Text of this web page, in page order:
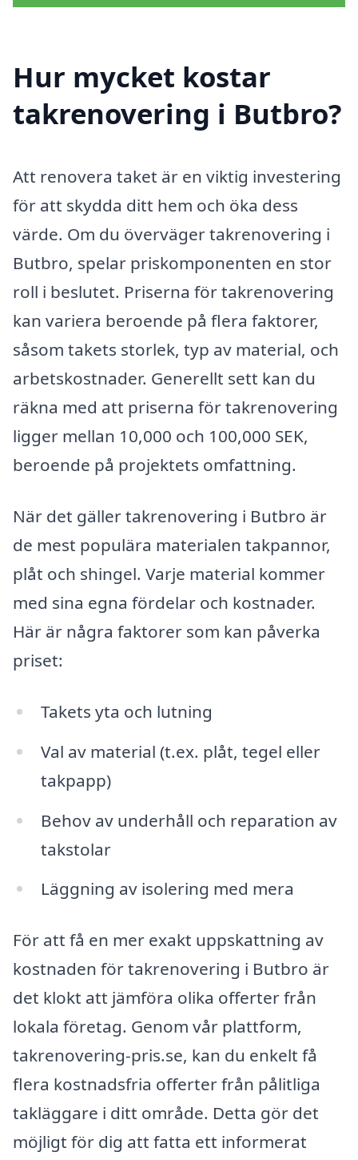
Hur mycket kostar
takrenovering i Butbro?
Att renovera taket är en viktig investering
för att skydda ditt hem och öka dess
värde. Om du överväger takrenovering i
Butbro, spelar priskomponenten en stor
roll i beslutet. Priserna för takrenovering
kan variera beroende på flera faktorer,
såsom takets storlek, typ av material, och
arbetskostnader. Generellt sett kan du
räkna med att priserna för takrenovering
ligger mellan 10,000 och 100,000 SEK,
beroende på projektets omfattning.
När det gäller takrenovering i Butbro är
de mest populära materialen takpannor,
plåt och shingel. Varje material kommer
med sina egna fördelar och kostnader.
Här är några faktorer som kan påverka
priset:
Takets yta och lutning
Val av material (t.ex. plåt, tegel eller
takpapp)
Behov av underhåll och reparation av
takstolar
Läggning av isolering med mera
För att få en mer exakt uppskattning av
kostnaden för takrenovering i Butbro är
det klokt att jämföra olika offerter från
lokala företag. Genom vår plattform,
takrenovering-pris.se, kan du enkelt få
flera kostnadsfria offerter från pålitliga
takläggare i ditt område. Detta gör det
möjligt för dig att fatta ett informerat